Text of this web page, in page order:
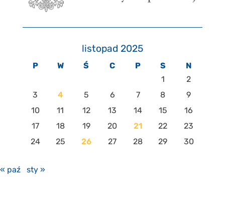
listopad 2025
P W Ś C P S
N
1
2
3
4 5 6 7 8
9
10
11 12 13 14 15
16
17
18 19 20 21 22
23
24
25 26 27 28 29 30
« paź sty »